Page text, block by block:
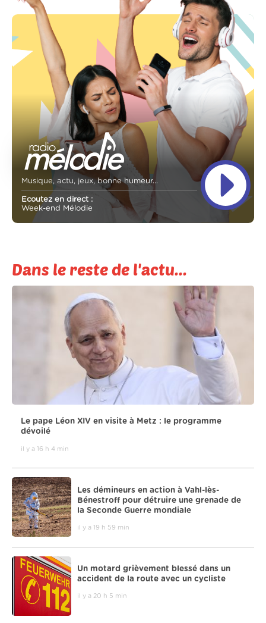
Musique, actu, jeux, bonne humeur...
Ecoutez en direct :
Week-end Mélodie
Dans le reste de l'actu...
Le pape Léon XIV en visite à Metz : le programme
dévoilé
il y a 16 h 4 min
Les démineurs en action à Vahl-lès-
Bénestroff pour détruire une grenade de
la Seconde Guerre mondiale
il y a 19 h 59 min
Un motard grièvement blessé dans un
accident de la route avec un cycliste
il y a 20 h 5 min